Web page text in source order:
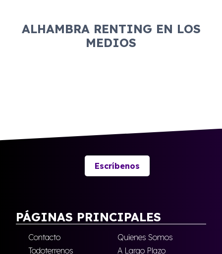
ALHAMBRA RENTING EN LOS
MEDIOS
Escríbenos
PÁGINAS PRINCIPALES
Contacto
Quienes Somos
Todoterrenos
A Largo Plazo